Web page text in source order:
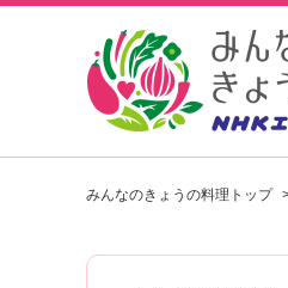
みんなのきょうの料理トップ